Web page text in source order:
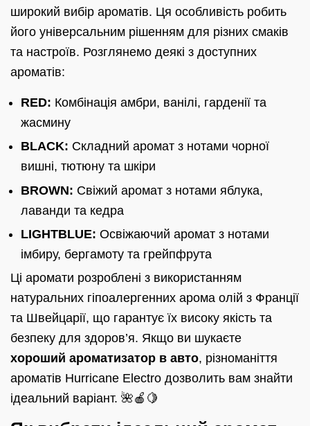
широкий вибір ароматів. Ця особливість робить
його універсальним рішенням для різних смаків
та настроїв. Розглянемо деякі з доступних
ароматів:
RED: Комбінація амбри, ванілі, гарденії та
жасмину
BLACK: Складний аромат з нотами чорної
вишні, тютюну та шкіри
BROWN: Свіжий аромат з нотами яблука,
лаванди та кедра
LIGHTBLUE: Освіжаючий аромат з нотами
імбиру, бергамоту та грейпфрута
Ці аромати розроблені з використанням
натуральних гіпоалергенних арома олій з Франції
та Швейцарії, що гарантує їх високу якість та
безпеку для здоров’я. Якщо ви шукаєте
хороший ароматизатор в авто, різноманіття
ароматів Hurricane Electro дозволить вам знайти
ідеальний варіант. 🌺🍎🍋